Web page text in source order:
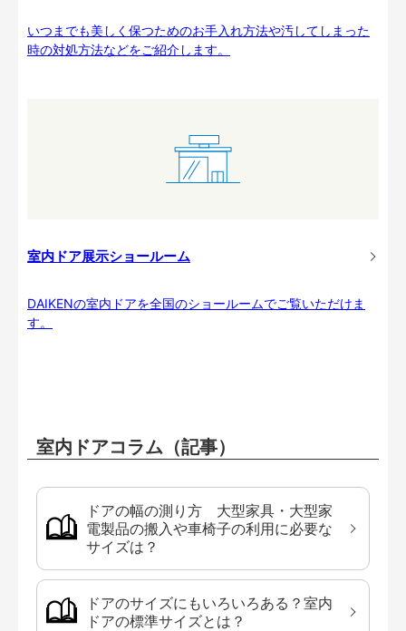
いつまでも美しく保つためのお手入れ方法や汚してしまった
時の対処方法などをご紹介します。
室内ドア展示ショールーム
DAIKENの室内ドアを全国のショールームでご覧いただけま
す。
室内ドアコラム（記事）
ドアの幅の測り方 大型家具・大型家
電製品の搬入や車椅子の利用に必要な
サイズは？
ドアのサイズにもいろいろある？室内
ドアの標準サイズとは？